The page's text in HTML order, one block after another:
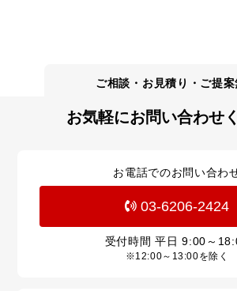
お気軽にお問い合わせ
お電話でのお問い合わ
03-6206-2424
受付時間 平日9:00～
※12:00～13:00を除く